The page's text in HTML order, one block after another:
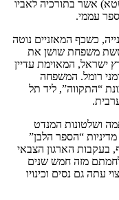
באיסטנבול (קושטא) אשר בתורכיה לאביו
עממי.
כשכף המאזניים נוטה
משפחת שושן את
ישראל, המאוימת עדיין
רומל. המשפחה
“התקווה”, ליד תל
ושלטונות המנדט
“הספר הלבן”
בעקבות הארגון הצבאי
מזה חמש שנים
עתה גם נסים וכינויו